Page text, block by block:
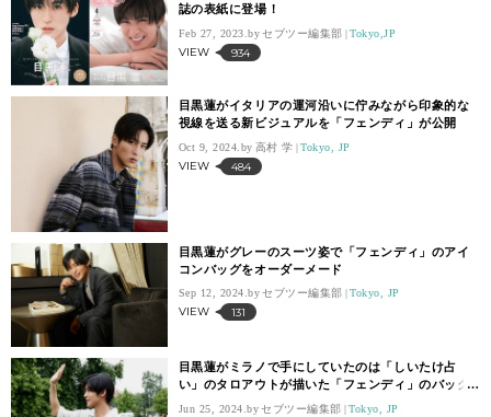
誌の表紙に登場！
Feb 27, 2023. セブツー編集部 Tokyo,JP
VIEW 934
目黒蓮がイタリアの運河沿いに佇みながら印象的な
視線を送る新ビジュアルを「フェンディ」が公開
Oct 9, 2024. 高村 学 Tokyo, JP
VIEW 484
目黒蓮がグレーのスーツ姿で「フェンディ」のアイ
コンバッグをオーダーメード
Sep 12, 2024. セブツー編集部 Tokyo, JP
VIEW 131
目黒蓮がミラノで手にしていたのは「しいたけ占
い」のタロアウトが描いた「フェンディ」のバッグ
Jun 25, 2024. セブツー編集部 Tokyo, JP